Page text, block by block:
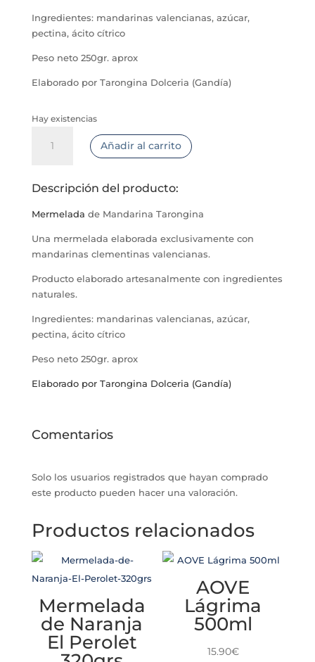
Ingredientes: mandarinas valencianas, azúcar,
pectina, ácito cítrico
Peso neto 250gr. aprox
Elaborado por Tarongina Dolceria (Gandía)
Hay existencias
cantidad
Añadir al carrito
Descripción del producto:
Mermelada de Mandarina Tarongina
Una mermelada elaborada exclusivamente con
mandarinas clementinas valencianas.
Producto elaborado artesanalmente con ingredientes
naturales.
Ingredientes: mandarinas valencianas, azúcar,
pectina, ácito cítrico
Peso neto 250gr. aprox
Elaborado por Tarongina Dolceria (Gandía)
Comentarios
Solo los usuarios registrados que hayan comprado
este producto pueden hacer una valoración.
Productos relacionados
Mermelada
de Naranja
El Perolet
AOVE
Lágrima
500ml
15.90€